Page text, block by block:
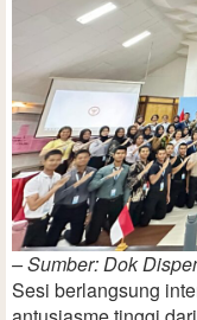
– Sumber: Dok
Sesi berlangsung